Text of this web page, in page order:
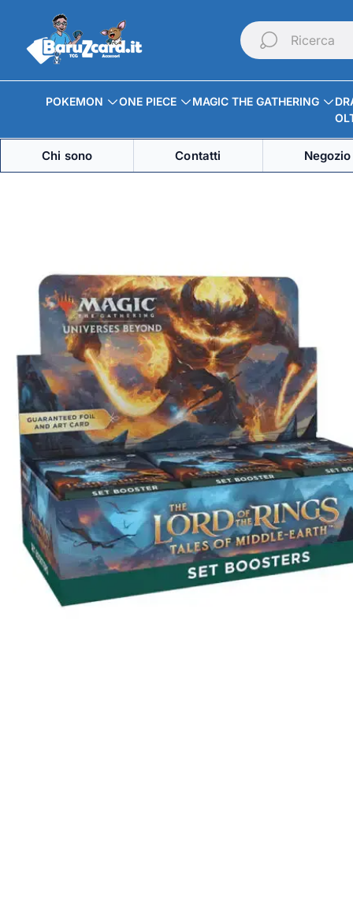
Logo
negozio"
Ricerca
POKEMON ONE PIECE MAGIC THE GATHERING
Chi sono Contatti